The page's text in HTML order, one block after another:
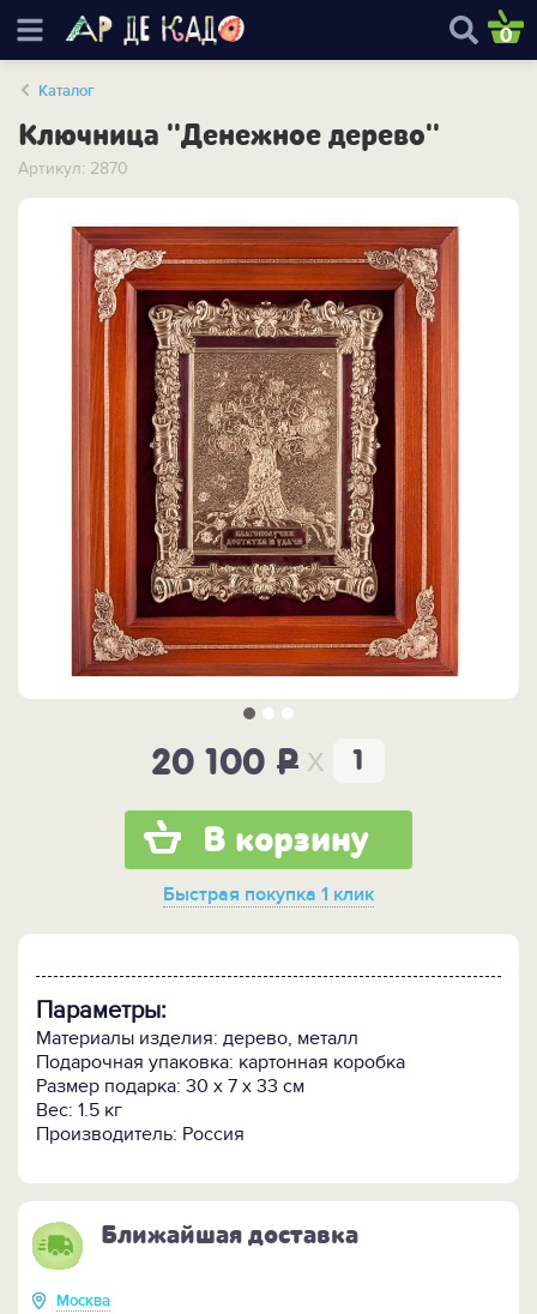
0
Каталог
Ключница ''Денежное дерево''
Артикул: 2870
20 100 P x
В корзину
Быстрая покупка 1 клик
Параметры:
Материалы изделия: дерево, металл
Подарочная упаковка: картонная коробка
Размер подарка: 30 х 7 х 33 см
Вес: 1.5 кг
Производитель: Россия
Ближайшая доставка
Москва